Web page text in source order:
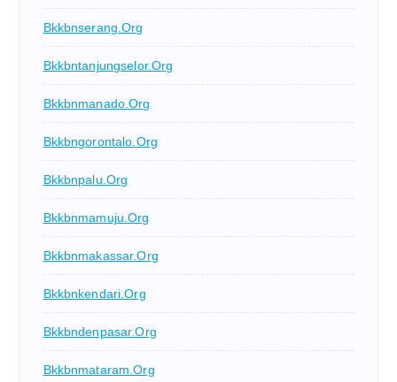
Bkkbnserang.org
Bkkbntanjungselor.org
Bkkbnmanado.org
Bkkbngorontalo.org
Bkkbnpalu.org
Bkkbnmamuju.org
Bkkbnmakassar.org
Bkkbnkendari.org
Bkkbndenpasar.org
Bkkbnmataram.org